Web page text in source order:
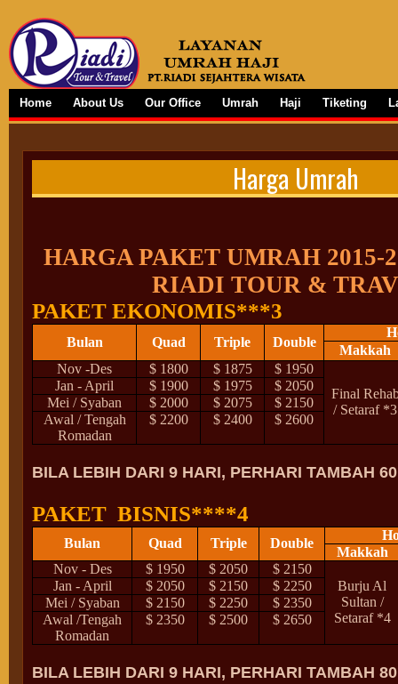
Home About Us Our Office Umrah Haji Tiketing
Harga Umrah
HARGA PAKET UMRAH 2015-
RIADI TOUR &
PAKET EKONOMIS***3
Bulan Quad Triple Double
Makkah
Nov -Des
$ 1800 $ 1875
$ 1950
Final
/ Setaraf *3
Jan - April $ 1900 $ 1975
$ 2050
Mei / Syaban
$ 2000 $ 2075
$ 2150
Awal / Tengah
Romadan
$ 2200 $ 2400 $ 2600
BILA LEBIH DARI 9 HARI, PERHARI TAMBAH
PAKET BISNIS****4
Bulan Quad Triple Double
Makkah
Nov - Des
$ 1950 $ 2050
$ 2150
Burju Al
Sultan /
Setaraf *4
Jan - April $ 2050 $ 2150
$ 2250
Mei / Syaban
$ 2150 $ 2250
$ 2350
Awal /Tengah
Romadan
$ 2350 $ 2500 $ 2650
BILA LEBIH DARI 9 HARI, PERHARI TAMBAH